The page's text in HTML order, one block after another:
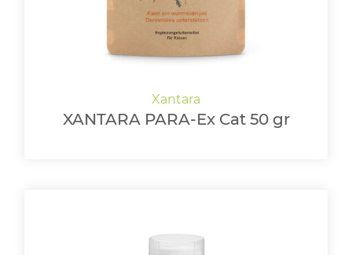
XANTARA PARA-Ex Cat 50 gr